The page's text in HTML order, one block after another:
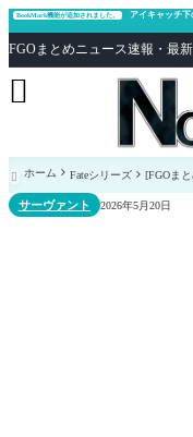
BookMark機能が追加されました。
アイキャッチ

 ホーム Fateシリーズ [FGOまと
サーヴァント 2026年5月20日